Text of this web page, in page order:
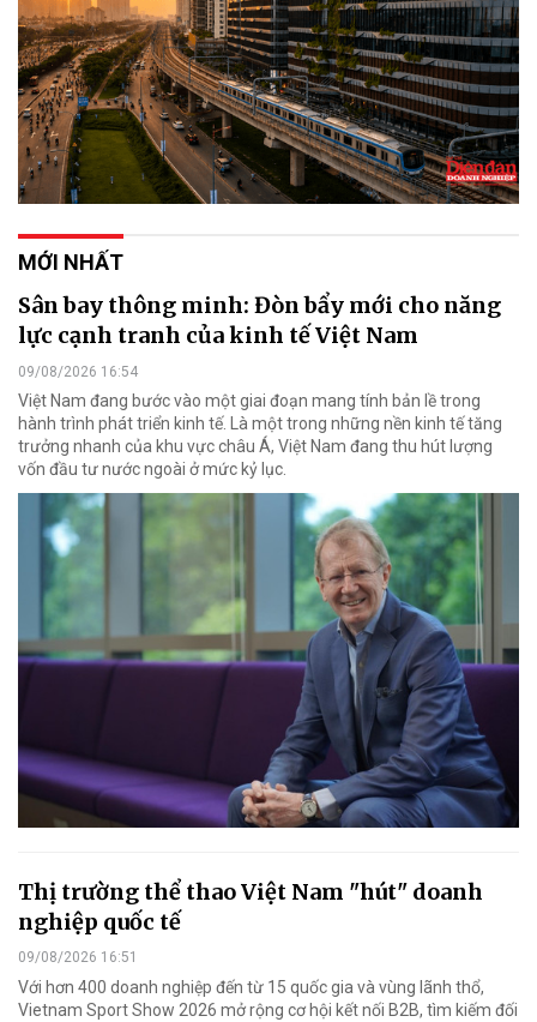
MỚI NHẤT
Sân bay thông minh: Đòn bẩy mới cho năng
lực cạnh tranh của kinh tế Việt Nam
09/08/2026 16:54
Việt Nam đang bước vào một giai đoạn mang tính bản lề trong
hành trình phát triển kinh tế. Là một trong những nền kinh tế tăng
trưởng nhanh của khu vực châu Á, Việt Nam đang thu hút lượng
vốn đầu tư nước ngoài ở mức kỷ lục.
Thị trường thể thao Việt Nam "hút" doanh
nghiệp quốc tế
09/08/2026 16:51
Với hơn 400 doanh nghiệp đến từ 15 quốc gia và vùng lãnh thổ,
Vietnam Sport Show 2026 mở rộng cơ hội kết nối B2B, tìm kiếm đối